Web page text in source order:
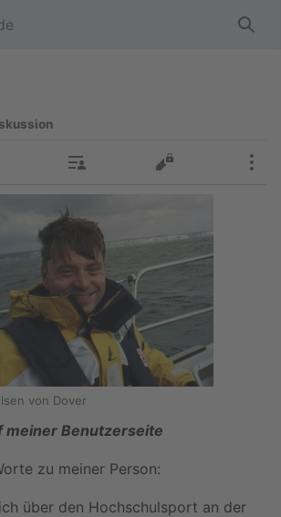
Beiträge Quelltext
von Dover
meiner Benutzerseite
zu meiner Person:
über den Hochschulsport an der